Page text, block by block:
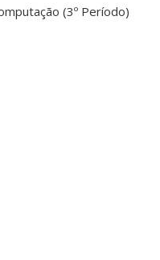
(3º Período)